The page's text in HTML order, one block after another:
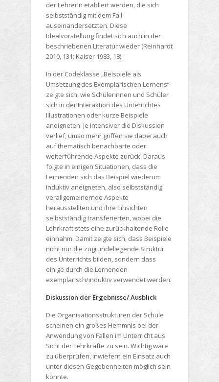
der Lehrerin etabliert werden, die sich
selbstständig mit dem Fall
auseinandersetzten. Diese
Idealvorstellung findet sich auch in der
beschriebenen Literatur wieder (Reinhardt
2010, 131; Kaiser 1983, 18).
In der Codeklasse „Beispiele als
Umsetzung des Exemplarischen Lernens“
zeigte sich, wie Schülerinnen und Schüler
sich in der Interaktion des Unterrichtes
Illustrationen oder kurze Beispiele
aneigneten: Je intensiver die Diskussion
verlief, umso mehr griffen sie dabei auch
auf thematisch benachbarte oder
weiterführende Aspekte zurück. Daraus
folgte in einigen Situationen, dass die
Lernenden sich das Beispiel wiederum
induktiv aneigneten, also selbstständig
verallgemeinernde Aspekte
herausstellten und ihre Einsichten
selbstständig transferierten, wobei die
Lehrkraft stets eine zurückhaltende Rolle
einnahm. Damit zeigte sich, dass Beispiele
nicht nur die zugrundeliegende Struktur
des Unterrichts bilden, sondern dass
einige durch die Lernenden
exemplarisch/induktiv verwendet werden.
Diskussion der Ergebnisse/ Ausblick
Die Organisationsstrukturen der Schule
scheinen ein großes Hemmnis bei der
Anwendung von Fällen im Unterricht aus
Sicht der Lehrkräfte zu sein. Wichtig wäre
zu überprüfen, inwiefern ein Einsatz auch
unter diesen Gegebenheiten möglich sein
könnte.